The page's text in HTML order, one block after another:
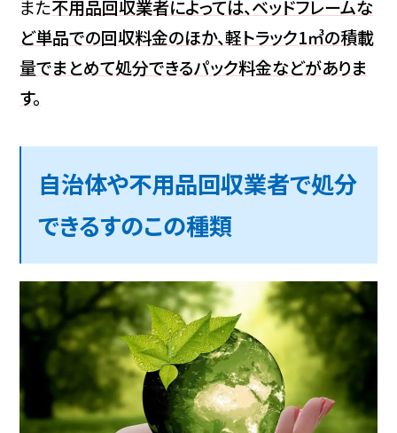
また不用品回収業者によっては、ベッドフレームな
ど単品での回収料金のほか、軽トラック1㎥の積載
量でまとめて処分できるパック料金などがありま
す。
自治体や不用品回収業者で処分
できるすのこの種類